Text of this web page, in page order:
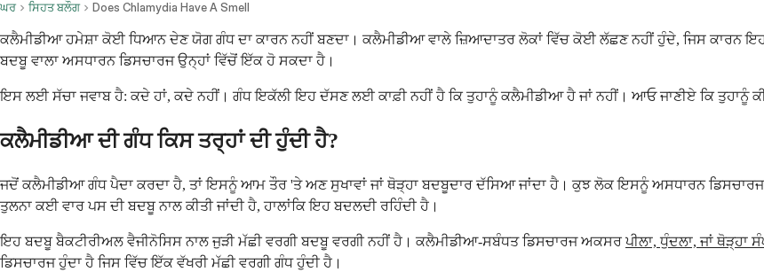
ਘਰ ਸਿਹਤ ਬਲੌਗ Does Chlamydia Have A Smell
ਕਲੈਮੀਡੀਆ ਹਮੇਸ਼ਾ ਕੋਈ ਧਿਆਨ ਦੇਣ ਯੋਗ ਗੰਧ ਦਾ ਕਾਰਨ ਨਹੀਂ ਬਣਦਾ। ਕਲੈਮੀਡੀਆ ਵਾਲੇ ਜ਼ਿਆਦਾਤਰ ਲੋਕਾਂ ਵਿੱਚ ਕੋਈ ਲੱਛਣ ਨਹੀਂ ਹੁੰਦੇ, ਜਿਸ ਕਾਰਨ ਇਹ
ਬਦਬੂ ਵਾਲਾ ਅਸਧਾਰਨ ਡਿਸਚਾਰਜ ਉਨ੍ਹਾਂ ਵਿੱਚੋਂ ਇੱਕ ਹੋ ਸਕਦਾ ਹੈ।
ਇਸ ਲਈ ਸੱਚਾ ਜਵਾਬ ਹੈ: ਕਦੇ ਹਾਂ, ਕਦੇ ਨਹੀਂ। ਗੰਧ ਇਕੱਲੀ ਇਹ ਦੱਸਣ ਲਈ ਕਾਫ਼ੀ ਨਹੀਂ ਹੈ ਕਿ ਤੁਹਾਨੂੰ ਕਲੈਮੀਡੀਆ ਹੈ ਜਾਂ ਨਹੀਂ। ਆਓ ਜਾਣੀਏ ਕਿ ਤੁਹਾਨੂੰ ਕੀ
ਕਲੈਮੀਡੀਆ ਦੀ ਗੰਧ ਕਿਸ ਤਰ੍ਹਾਂ ਦੀ ਹੁੰਦੀ ਹੈ?
ਜਦੋਂ ਕਲੈਮੀਡੀਆ ਗੰਧ ਪੈਦਾ ਕਰਦਾ ਹੈ, ਤਾਂ ਇਸਨੂੰ ਆਮ ਤੌਰ 'ਤੇ ਅਣ ਸੁਖਾਵਾਂ ਜਾਂ ਥੋੜ੍ਹਾ ਬਦਬੂਦਾਰ ਦੱਸਿਆ ਜਾਂਦਾ ਹੈ। ਕੁਝ ਲੋਕ ਇਸਨੂੰ ਅਸਧਾਰਨ
ਤੁਲਨਾ ਕਈ ਵਾਰ ਪਸ ਦੀ ਬਦਬੂ ਨਾਲ ਕੀਤੀ ਜਾਂਦੀ ਹੈ, ਹਾਲਾਂਕਿ ਇਹ ਬਦਲਦੀ ਰਹਿੰਦੀ ਹੈ।
ਇਹ ਬਦਬੂ ਬੈਕਟੀਰੀਅਲ ਵੈਜੀਨੋਸਿਸ ਨਾਲ ਜੁੜੀ ਮੱਛੀ ਵਰਗੀ ਬਦਬੂ ਵਰਗੀ ਨਹੀਂ ਹੈ। ਕਲੈਮੀਡੀਆ-ਸਬੰਧਤ ਡਿਸਚਾਰਜ ਅਕਸਰਪੀਲਾ, ਧੁੰਦਲਾ, ਜਾਂ ਥੋੜ੍ਹਾ
ਡਿਸਚਾਰਜ ਹੁੰਦਾ ਹੈ ਜਿਸ ਵਿੱਚ ਇੱਕ ਵੱਖਰੀ ਮੱਛੀ ਵਰਗੀ ਗੰਧ ਹੁੰਦੀ ਹੈ।